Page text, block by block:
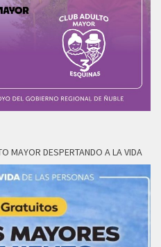
MAYOR DESPERTANDO A LA VIDA